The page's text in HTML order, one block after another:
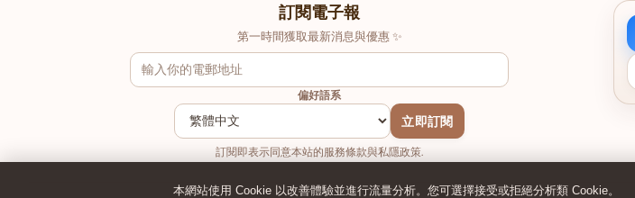
訂閱電子報
第一時間獲取最新消息與優惠 ✨
偏好語系
立即訂閱
訂閱即表示同意本站的服務條款與私隱政策.
本網站使用 Cookie 以改善體驗並進行流量分析。您可選擇接受或拒絕分析類 Cookie。